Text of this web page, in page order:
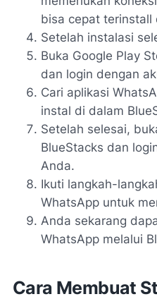
bisa cepat terinstall
Setelah instalasi
Buka Google Play
dan login dengan
Cari aplikasi
instal di dalam
Setelah selesai,
BlueStacks dan
Anda.
Ikuti langkah-
WhatsApp untuk
Anda sekarang
WhatsApp melalui
Cara Membuat